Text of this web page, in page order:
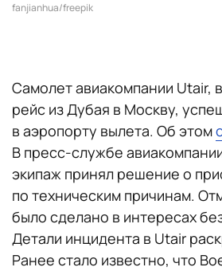
fanjianhua/freepik
Самолет авиакомпании Utair,
рейс из Дубая в Москву,
в аэропорту вылета. Об этом
В пресс-службе
экипаж принял решение о
по техническим причинам.
было сделано в интересах
Детали инцидента в Utair
Ранее стало известно, что